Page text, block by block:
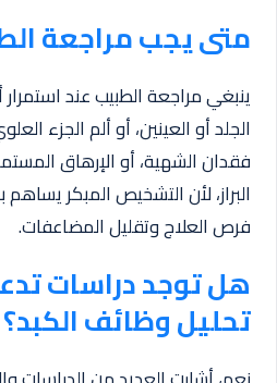
متى يجب مراجعة
ينبغي مراجعة الطبيب عند
الجلد أو العينين، أو ألم الجزء
فقدان الشهية، أو الإرهاق
البراز، لأن التشخيص المبكر
فرص العلاج وتقليل المضاعفات.
هل توجد دراسات
تحليل وظائف الكبد؟